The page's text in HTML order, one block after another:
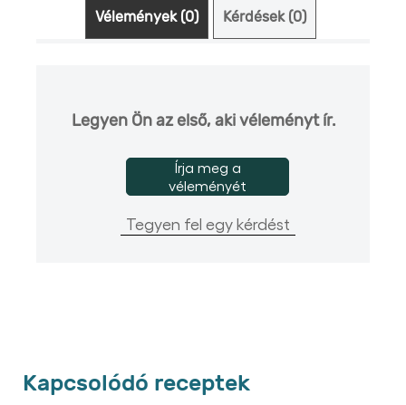
Vélemények (0) Kérdések (0)
Legyen Ön az első, aki véleményt ír.
Írja meg a
véleményét
Tegyen fel egy kérdést
Kapcsolódó receptek